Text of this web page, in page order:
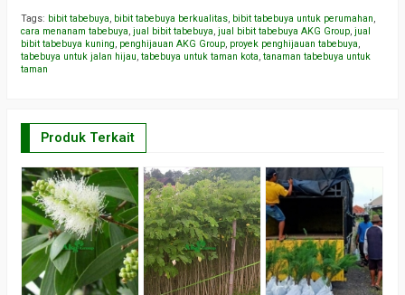
Tags: bibit tabebuya, bibit tabebuya berkualitas, bibit tabebuya untuk perumahan,
cara menanam tabebuya, jual bibit tabebuya, jual bibit tabebuya AKG Group, jual
bibit tabebuya kuning, penghijauan AKG Group, proyek penghijauan tabebuya,
tabebuya untuk jalan hijau, tabebuya untuk taman kota, tanaman tabebuya untuk
taman
Produk Terkait